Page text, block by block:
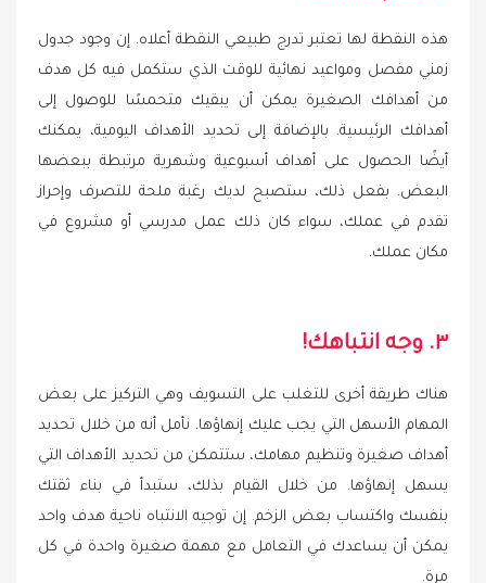
هذه النقطة لها تعتبر تدرج طبيعي النقطة أعلاه. إن وجود جدول
زمني مفصل ومواعيد نهائية للوقت الذي ستكمل فيه كل هدف
من أهدافك الصغيرة يمكن أن يبقيك متحمسًا للوصول إلى
أهدافك الرئيسية. بالإضافة إلى تحديد الأهداف اليومية، يمكنك
أيضًا الحصول على أهداف أسبوعية وشهرية مرتبطة ببعضها
البعض. بفعل ذلك، ستصبح لديك رغبة ملحة للتصرف وإحراز
تقدم في عملك، سواء كان ذلك عمل مدرسي أو مشروع في
مكان عملك.
٣. وجه انتباهك!
هناك طريقة أخرى للتغلب على التسويف وهي التركيز على بعض
المهام الأسهل التي يجب عليك إنهاؤها. نأمل أنه من خلال تحديد
أهداف صغيرة وتنظيم مهامك، ستتمكن من تحديد الأهداف التي
يسهل إنهاؤها. من خلال القيام بذلك، ستبدأ في بناء ثقتك
بنفسك واكتساب بعض الزخم. إن توجيه الانتباه ناحية هدف واحد
يمكن أن يساعدك في التعامل مع مهمة صغيرة واحدة في كل
مرة.